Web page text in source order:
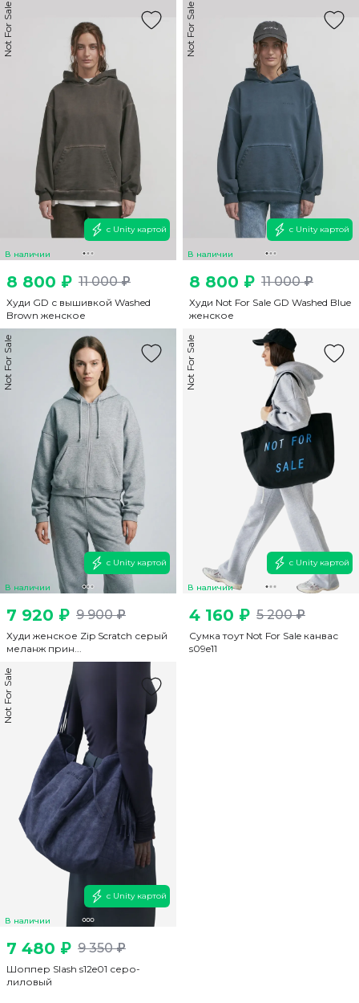
В наличии
Not For Sale
с Unity картой
8 800 ₽ 11 000 ₽
Худи GD с вышивкой Washed
Brown женское
В наличии
Not For Sale
с Unity картой
8 800 ₽ 11 000 ₽
Худи Not For Sale GD Washed Blue
женское
В наличии
Not For Sale
с Unity картой
7 920 ₽ 9 900 ₽
Худи женское Zip Scratch серый
меланж прин...
В наличии
Not For Sale
с Unity картой
4 160 ₽ 5 200 ₽
Cумка тоут Not For Sale канвас
s09e11
В наличии
Not For Sale
с Unity картой
7 480 ₽ 9 350 ₽
Шоппер Slash s12e01 серо-
лиловый